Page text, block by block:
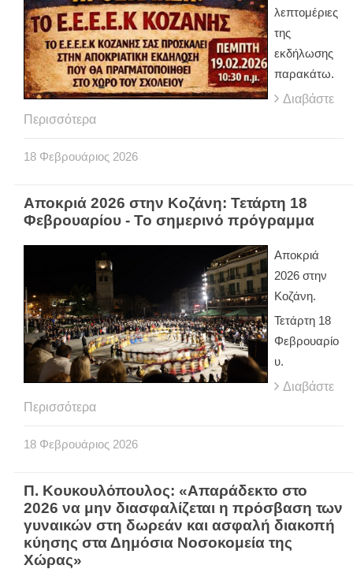
λεπτομέριες
της
εκδήλωσης
παρακάτω.
Διαβάστε
Περισσότερα
18 Φεβρουάριος 2026
Αποκριά 2026 στην Κοζάνη: Τετάρτη 18
Φεβρουαρίου - Το σημερινό πρόγραμμα
Αποκριά
2026 στην
Κοζάνη.
Τετάρτη 18
Φεβρουαρίο
υ.
Διαβάστε
Περισσότερα
18 Φεβρουάριος 2026
Π. Κουκουλόπουλος: «Απαράδεκτο στο
2026 να μην διασφαλίζεται η πρόσβαση των
γυναικών στη δωρεάν και ασφαλή διακοπή
κύησης στα Δημόσια Νοσοκομεία της
Χώρας»